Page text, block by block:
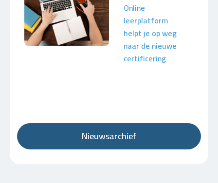
Online
leerplatform
helpt je op weg
naar de nieuwe
certificering
Nieuwsarchief